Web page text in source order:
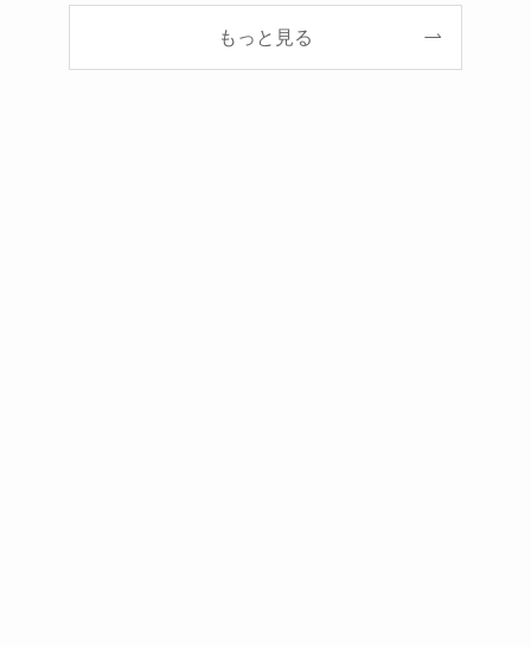
もっと見る